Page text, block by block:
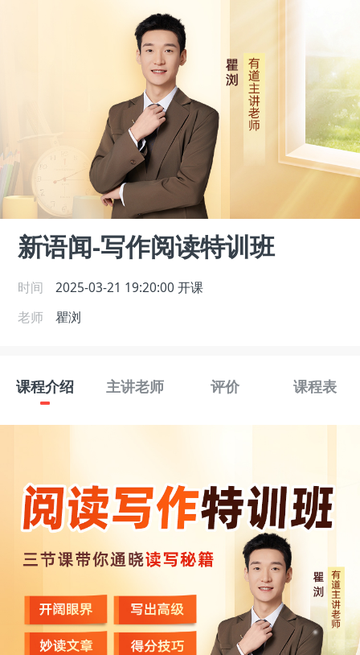
新语闻-写作阅读特训班
时间 2025-03-21 19:20:00 开课
老师
瞿浏
课程介绍 主讲老师 评价 课程表